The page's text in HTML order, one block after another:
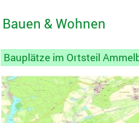
Bauen & Wohnen
Bauplätze im Ortsteil